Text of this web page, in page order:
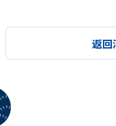
返回